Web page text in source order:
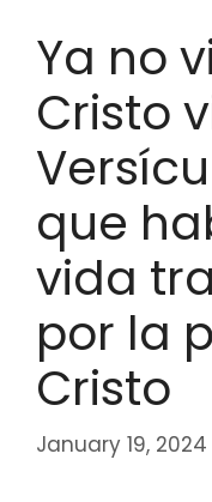
Ya no
Cristo
que
vida
por la
Cristo
January 19, 2024